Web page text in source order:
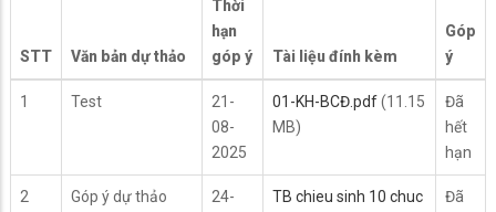
STT Văn bản dự thảo
Thời
hạn
góp ý
Tài liệu đính kèm
Góp
ý
1 Test
21-
08-
2025
01-KH-BCĐ.pdf(11.15
MB)
Đã
hết
hạn
2
Góp ý dự thảo
24-
TB chieu sinh 10 chuc
Đã